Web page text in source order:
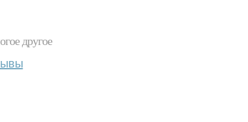
другое